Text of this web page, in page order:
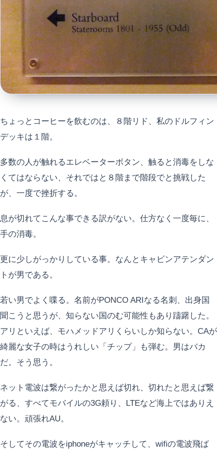
ちょっとコーヒーを飲むのは、８階リド、私のドルフィン
デッキは１階。
多数の人が触れるエレベーターボタン、触ると消毒をしな
くてはならない、それではと８階まで階段でと挑戦した
が、一度で挫折する。
息が切れてこんな事できる訳がない。仕方なく一度毎に、
手の消毒。
更に少しがっかりしている事。なんとキャビンアテンダン
トが男である。
若い男でよく喋る。名前がPONCO ARIなる名刺、出身国
聞こうと思うが、知らない国のむ可能性もあり躊躇した。
アリといえば、モハメッドアリくらいしか知らない。CAが
綺麗な女子の時はうれしい「チップ」も弾む。男はバカ
だ。そう思う。
ネット電波は繋がったかと思えば切れ、切れたと思えば繋
がる、すべてモバイルの3G頼り、LTEなど海上ではありえ
ない。頑張れAU。
そしてその電波をiphoneがキャッチして、wifiの電波飛ば